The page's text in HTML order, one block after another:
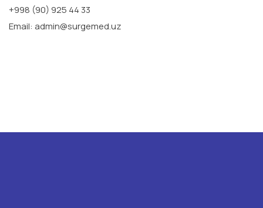
+998 (90) 925 44 33
Email: admin@surgemed.uz